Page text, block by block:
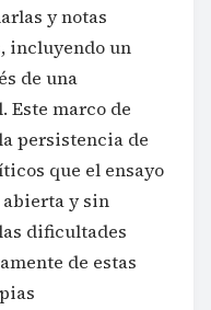
y notas
incluyendo un
de una
marco de
persistencia de
que el ensayo
y sin
dificultades
de estas